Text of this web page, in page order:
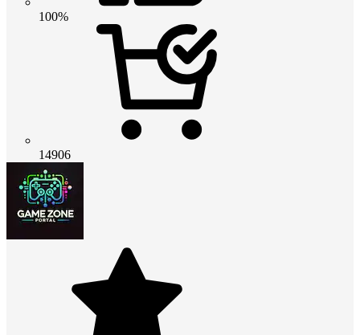
100%
14906